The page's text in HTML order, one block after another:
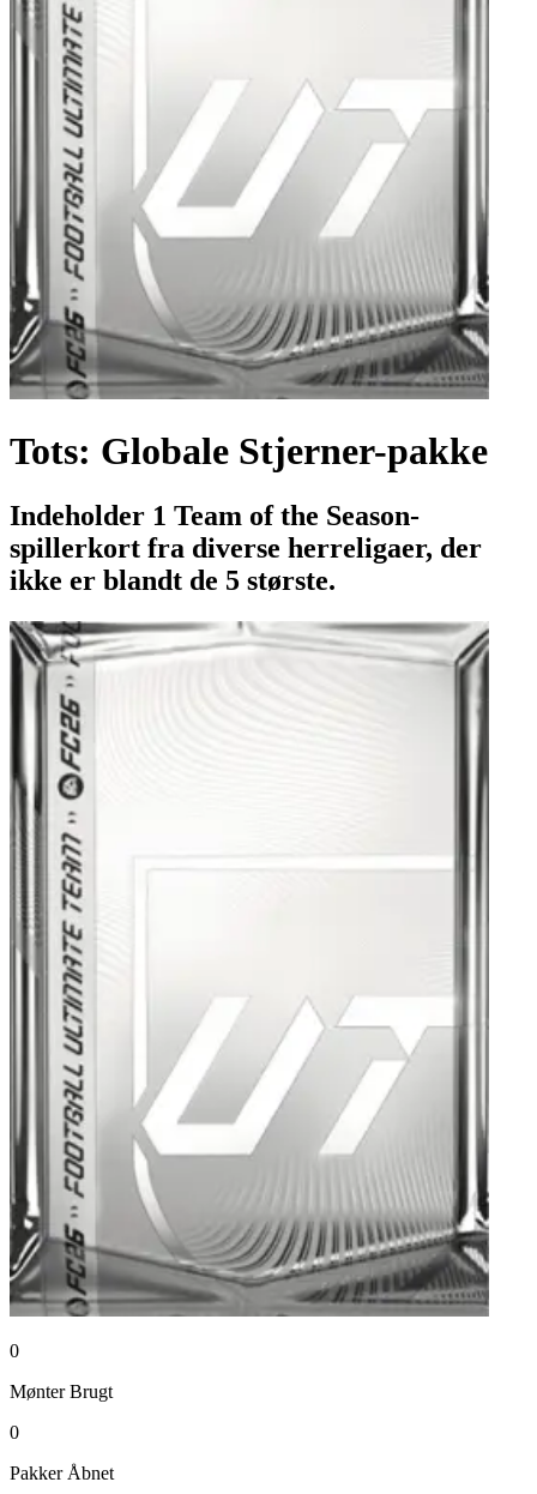
Tots: Globale Stjerner-pakke
Indeholder 1 Team of the Season-
spillerkort fra diverse herreligaer, der
ikke er blandt de 5 største.
0
Mønter Brugt
0
Pakker Åbnet